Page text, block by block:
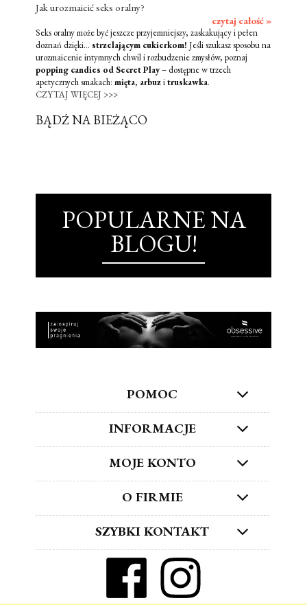
Jak urozmaicić seks oralny?
czytaj całość »
Seks oralny może być jeszcze przyjemniejszy, zaskakujący i pełen
doznań dzięki... strzelającym cukierkom! Jeśli szukasz sposobu na
urozmaicenie intymnych chwil i rozbudzenie zmysłów, poznaj
popping candies od Secret Play– dostępne w trzech
apetycznych smakach: mięta, arbuzitruskawka.
CZYTAJ WIĘCEJ >>>
BĄDŹ NA BIEŻĄCO
POPULARNE NA
BLOGU!
POMOC
INFORMACJE
MOJE KONTO
O FIRMIE
SZYBKI KONTAKT